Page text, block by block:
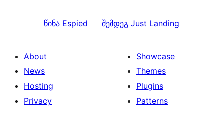
წინა Espied შემდეგ Just Landing
About
News
Hosting
Privacy
Showcase
Themes
Plugins
Patterns